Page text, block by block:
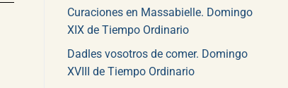
Curaciones en Massabielle. Domingo
XIX de Tiempo Ordinario
Dadles vosotros de comer. Domingo
XVIII de Tiempo Ordinario